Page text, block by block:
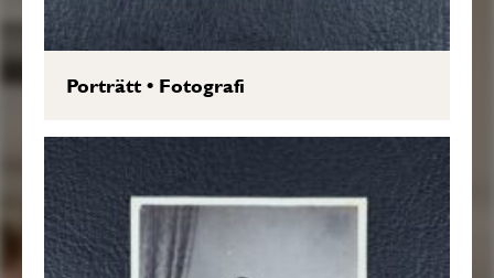
Porträtt• Fotografi